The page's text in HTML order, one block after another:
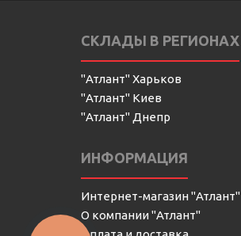
СКЛАДЫ В РЕГИОНАХ
"Атлант" Харьков
"Атлант" Киев
"Атлант" Днепр
ИНФОРМАЦИЯ
Интернет-магазин "Атлант"
О компании "Атлант"